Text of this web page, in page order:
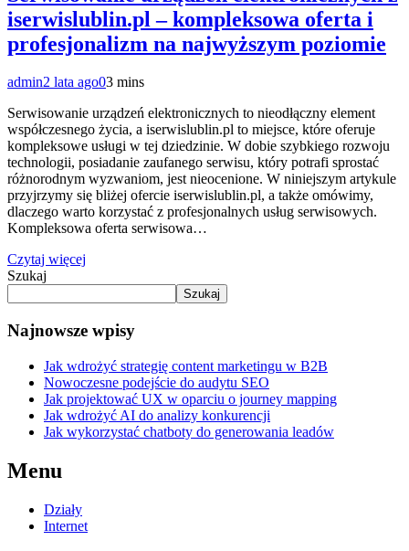
iserwislublin.pl – kompleksowa oferta i
profesjonalizm na najwyższym poziomie
admin2 lata ago03 mins
Serwisowanie urządzeń elektronicznych to nieodłączny element
współczesnego życia, a iserwislublin.pl to miejsce, które oferuje
kompleksowe usługi w tej dziedzinie. W dobie szybkiego rozwoju
technologii, posiadanie zaufanego serwisu, który potrafi sprostać
różnorodnym wyzwaniom, jest nieocenione. W niniejszym artykule
przyjrzymy się bliżej ofercie iserwislublin.pl, a także omówimy,
dlaczego warto korzystać z profesjonalnych usług serwisowych.
Kompleksowa oferta serwisowa…
Czytaj więcej
Szukaj
Szukaj
Najnowsze wpisy
Jak wdrożyć strategię content marketingu w B2B
Nowoczesne podejście do audytu SEO
Jak projektować UX w oparciu o journey mapping
Jak wdrożyć AI do analizy konkurencji
Jak wykorzystać chatboty do generowania leadów
Menu
Działy
Internet